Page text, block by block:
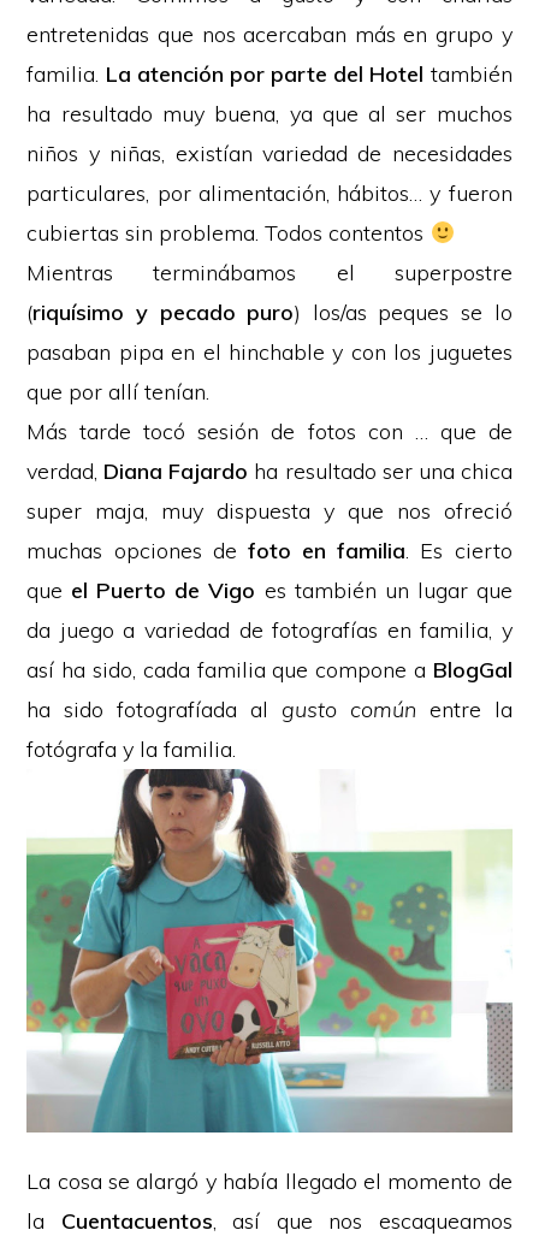
entretenidas que nos acercaban más en grupo y
familia. La atención por parte del Hotel también
ha resultado muy buena, ya que al ser muchos
niños y niñas, existían variedad de necesidades
particulares, por alimentación, hábitos… y fueron
cubiertas sin problema. Todos contentos
Mientras terminábamos el superpostre
(riquísimo y pecado puro) los/as peques se lo
pasaban pipa en el hinchable y con los juguetes
que por allí tenían.
Más tarde tocó sesión de fotos con … que de
verdad, Diana Fajardo ha resultado ser una chica
super maja, muy dispuesta y que nos ofreció
muchas opciones de foto en familia. Es cierto
que el Puerto de Vigo es también un lugar que
da juego a variedad de fotografías en familia, y
así ha sido, cada familia que compone a BlogGal
ha sido fotografíada al gusto común entre la
fotógrafa y la familia.
La cosa se alargó y había llegado el momento de
la Cuentacuentos, así que nos escaqueamos